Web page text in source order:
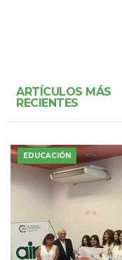
ARTÍCULOS MÁS
RECIENTES
EDUCACIÓN